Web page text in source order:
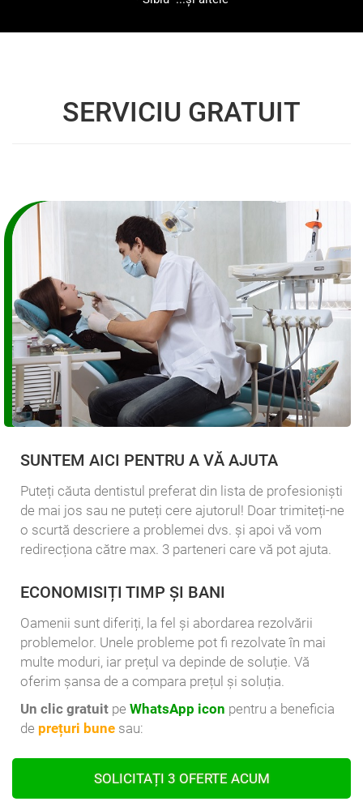
SERVICIU GRATUIT
SUNTEM AICI PENTRU A VĂ AJUTA
Puteți căuta dentistul preferat din lista de profesioniști
de mai jos sau ne puteți cere ajutorul! Doar trimiteți-ne
o scurtă descriere a problemei dvs. și apoi vă vom
redirecționa către max. 3 parteneri care vă pot ajuta.
ECONOMISIȚI TIMP ȘI BANI
Oamenii sunt diferiți, la fel și abordarea rezolvării
problemelor. Unele probleme pot fi rezolvate în mai
multe moduri, iar prețul va depinde de soluție. Vă
oferim șansa de a compara prețul și soluția.
Un clic gratuit pe WhatsApp icon pentru a beneficia
de prețuri bune sau:
SOLICITAȚI 3 OFERTE ACUM